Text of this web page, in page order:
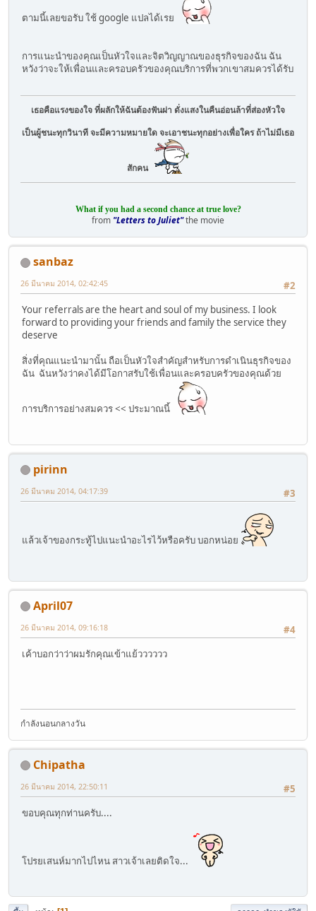
ตามนี้เลยขอรับ ใช้ google แปลได้เรย
การแนะนำของคุณเป็นหัวใจและจิตวิญญาณของธุรกิจของฉัน ฉัน
หวังว่าจะให้เพื่อนและครอบครัวของคุณบริการที่พวกเขาสมควรได้รับ
เธอคือแรงของใจ ที่ผลักให้ฉันต้องฟันผ่า ดั่งแสงในคืนอ่อนล้าที่ส่องหัวใจ
เป็นผู้ชนะทุกวินาที จะมีความหมายใด จะเอาชนะทุกอย่างเพื่อใคร ถ้าไม่มีเธอ
สักคน
What if you had a second chance at true love?
from "Letters to Juliet"the movie
sanbaz
#2
26 มีนาคม 2014, 02:42:45
Your referrals are the heart and soul of my business. I look
forward to providing your friends and family the service they
deserve
สิ่งที่คุณแนะนำมานั้น ถือเป็นหัวใจสำคัญสำหรับการดำเนินธุรกิจของ
ฉัน ฉันหวังว่าคงได้มีโอกาสรับใช้เพื่อนและครอบครัวของคุณด้วย
การบริการอย่างสมควร << ประมาณนี้
pirinn
#3
26 มีนาคม 2014, 04:17:39
แล้วเจ้าของกระทู้ไปแนะนำอะไรไว้หรือครับ บอกหน่อย
April07
#4
26 มีนาคม 2014, 09:16:18
เค้าบอกว่าว่าผมรักคุณเข้าแย้วววววว
กำลังนอนกลางวัน
Chipatha
#5
26 มีนาคม 2014, 22:50:11
ขอบคุณทุกท่านครับ....
โปรยเสนห์มากไปไหน สาวเจ้าเลยติดใจ...